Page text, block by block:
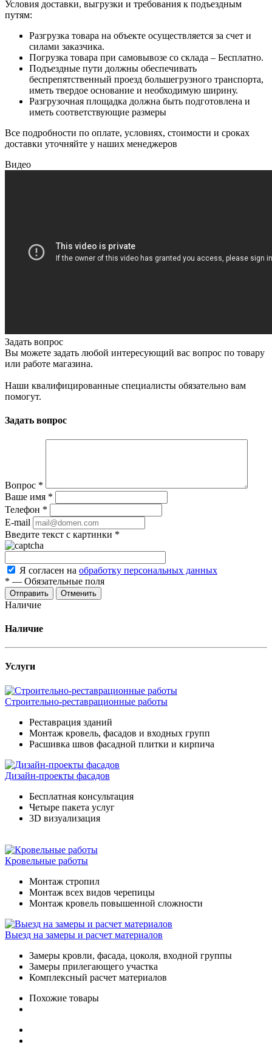
Условия доставки, выгрузки и требования к подъездным
путям:
Разгрузка товара на объекте осуществляется за счет и
силами заказчика.
Погрузка товара при самовывозе со склада – Бесплатно.
Подъездные пути должны обеспечивать
беспрепятственный проезд большегрузного транспорта,
иметь твердое основание и необходимую ширину.
Разгрузочная площадка должна быть подготовлена и
иметь соответствующие размеры
Все подробности по оплате, условиях, стоимости и сроках
доставки уточняйте у наших менеджеров
Видео
Задать вопрос
Вы можете задать любой интересующий вас вопрос по товару
или работе магазина.
Наши квалифицированные специалисты обязательно вам
помогут.
Задать вопрос
Вопрос *
Ваше имя *
Телефон *
E-mail
Введите текст с картинки *
Я согласен на обработку персональных данных
* — Обязательные поля
Отменить
Наличие
Наличие
Услуги
Строительно-реставрационные работы
Реставрация зданий
Монтаж кровель, фасадов и входных групп
Расшивка швов фасадной плитки и кирпича
Дизайн-проекты фасадов
Бесплатная консультация
Четыре пакета услуг
3D визуализация
Кровельные работы
Монтаж стропил
Монтаж всех видов черепицы
Монтаж кровель повышенной сложности
Выезд на замеры и расчет материалов
Замеры кровли, фасада, цоколя, входной группы
Замеры прилегающего участка
Комплексный расчет материалов
Похожие товары